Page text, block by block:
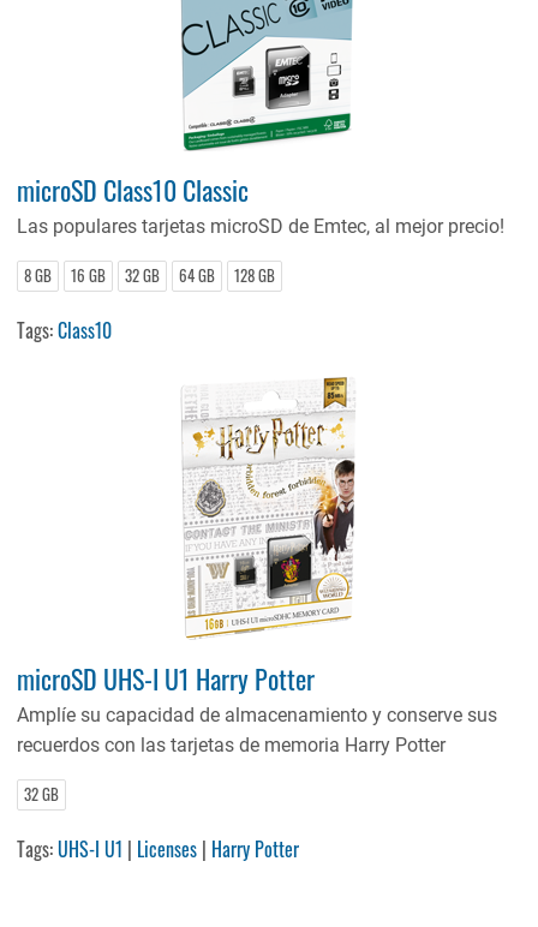
microSD Class10 Classic
Las populares tarjetas microSD de Emtec, al mejor precio!
8 GB 16 GB 32 GB 64 GB 128 GB
Tags:Class10
microSD UHS-I U1 Harry Potter
Amplíe su capacidad de almacenamiento y conserve sus
recuerdos con las tarjetas de memoria Harry Potter
32 GB
Tags:UHS-I U1 | Licenses | Harry Potter